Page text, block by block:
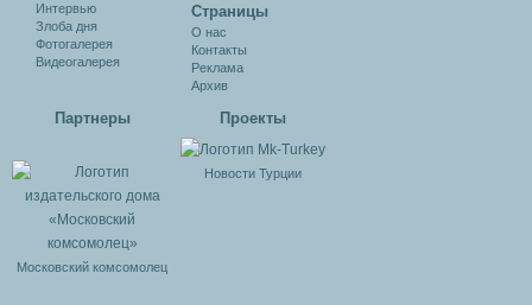
Интервью
Злоба дня
Фотогалерея
Видеогалерея
Cтраницы
О нас
Контакты
Реклама
Архив
Партнеры
Московский комсомолец
Проекты
Новости Турции